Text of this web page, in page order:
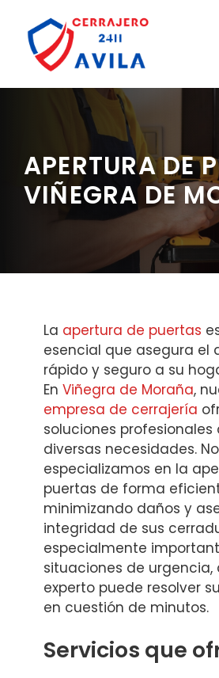
contenido
APERTURA DE
VIÑEGRA DE
La apertura de puertas
esencial que asegura el
rápido y seguro a su
En Viñegra de Moraña,
empresa de cerrajería
soluciones profesionales
diversas necesidades.
especializamos en la
puertas de forma
minimizando daños y
integridad de sus
especialmente
situaciones de urgencia,
experto puede resolver
en cuestión de minutos.
Servicios que